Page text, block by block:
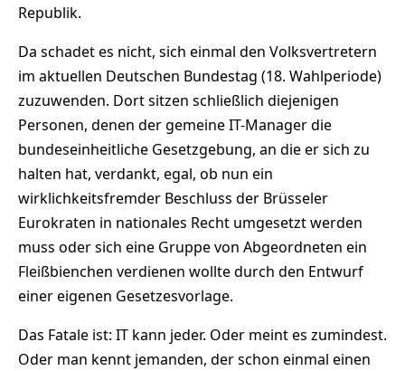
Republik.
Da schadet es nicht, sich einmal den Volksvertretern
im aktuellen Deutschen Bundestag (18. Wahlperiode)
zuzuwenden. Dort sitzen schließlich diejenigen
Personen, denen der gemeine IT-Manager die
bundeseinheitliche Gesetzgebung, an die er sich zu
halten hat, verdankt, egal, ob nun ein
wirklichkeitsfremder Beschluss der Brüsseler
Eurokraten in nationales Recht umgesetzt werden
muss oder sich eine Gruppe von Abgeordneten ein
Fleißbienchen verdienen wollte durch den Entwurf
einer eigenen Gesetzesvorlage.
Das Fatale ist: IT kann jeder. Oder meint es zumindest.
Oder man kennt jemanden, der schon einmal einen